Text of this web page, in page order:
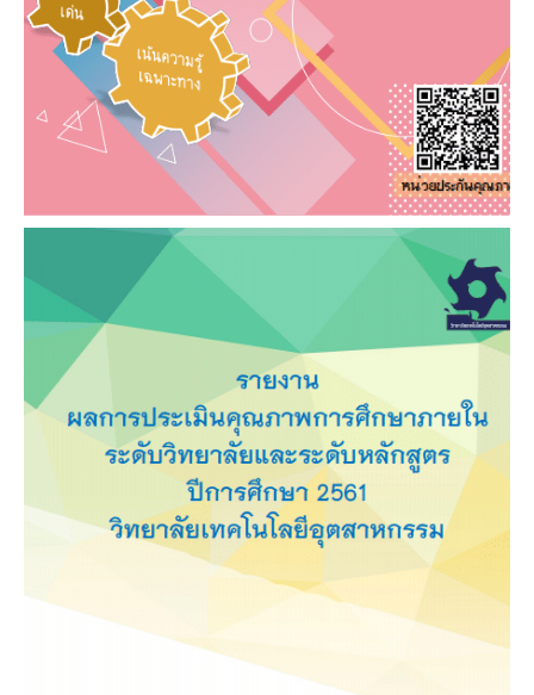
รายงานผลการประเมินคุณภาพการศึกษาภายใน
ระดับวิทยาลัยและระดับหลักสูตรปีการศึกษา 2561
วิทยาลัยเทคโนโลยีอุตสาหกรรม